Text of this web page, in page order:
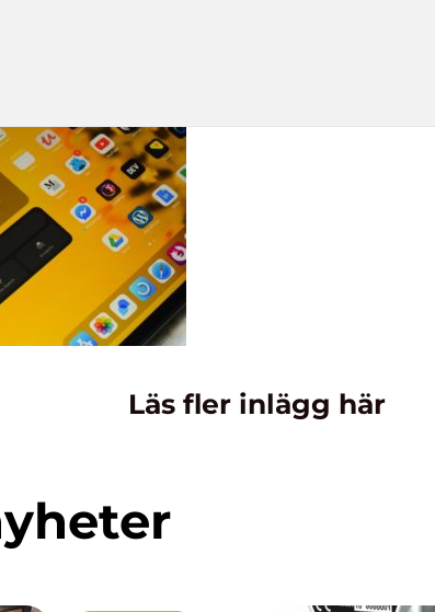
Läs fler inlägg här